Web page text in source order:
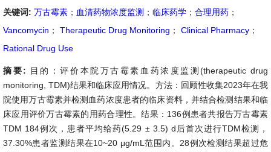
关键词: 万古霉素 ； 血清药物浓度监测 ； 临床药学 ； 合理用药 ；
Vancomycin ； Therapeutic Drug Monitoring ； Clinical Pharmacy ；
Rational Drug Use
摘要:
目的：评价本院万古霉素血药浓度监测(therapeutic drug
monitoring, TDM)结果和临床应用情况。方法：回顾性收集2023年在我
院使用万古霉素并检测血药浓度患者的临床资料，并结合检测结果和临
床应用评价万古霉素的用药合理性。结果：136例患者共报告万古霉素
TDM 184例次，患者平均给药(5.29 ± 3.5) d后首次进行TDM检测，
37.30%患者监测结果在10~20 μg/mL范围内。28例次检测结果超过危